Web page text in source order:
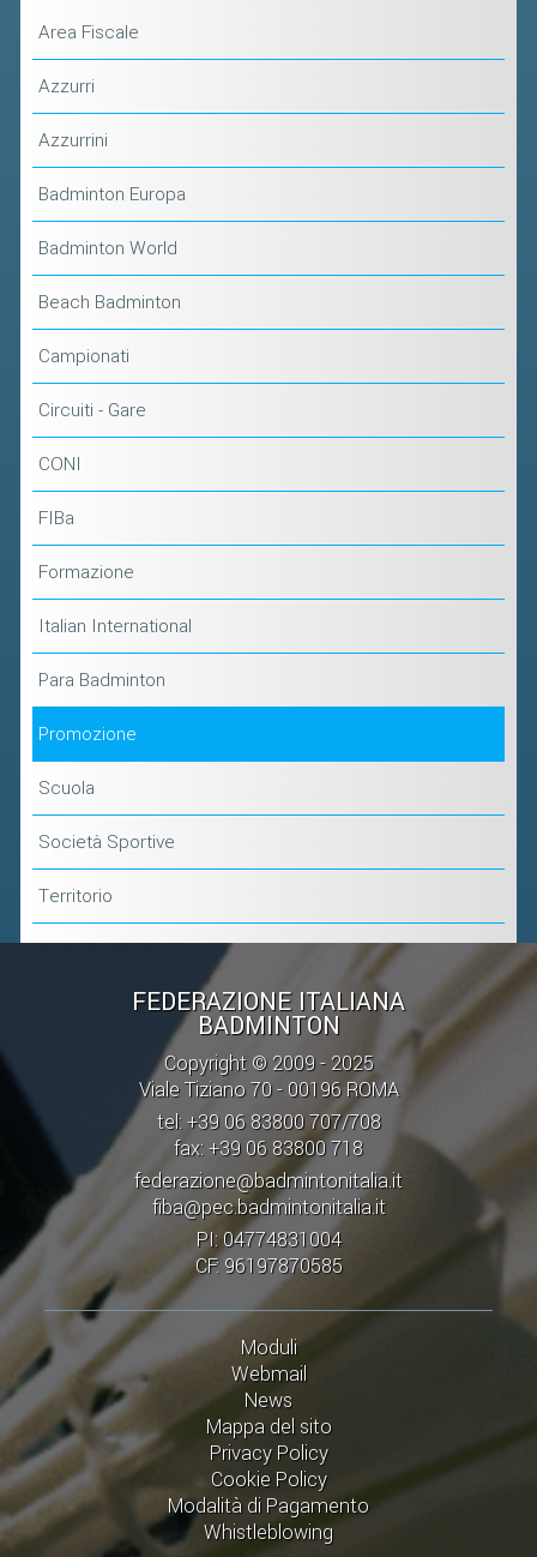
Area Fiscale
Azzurri
Azzurrini
Badminton Europa
Badminton World
Beach Badminton
Campionati
Circuiti - Gare
CONI
FIBa
Formazione
Italian International
Para Badminton
Promozione
Scuola
Società Sportive
Territorio
FEDERAZIONE ITALIANA
BADMINTON
Copyright © 2009 - 2025
Viale Tiziano 70 - 00196 ROMA
tel: +39 06 83800 707/708
fax: +39 06 83800 718
federazione@badmintonitalia.it
fiba@pec.badmintonitalia.it
PI: 04774831004
CF: 96197870585
Moduli
Webmail
News
Mappa del sito
Privacy Policy
Cookie Policy
Modalità di Pagamento
Whistleblowing